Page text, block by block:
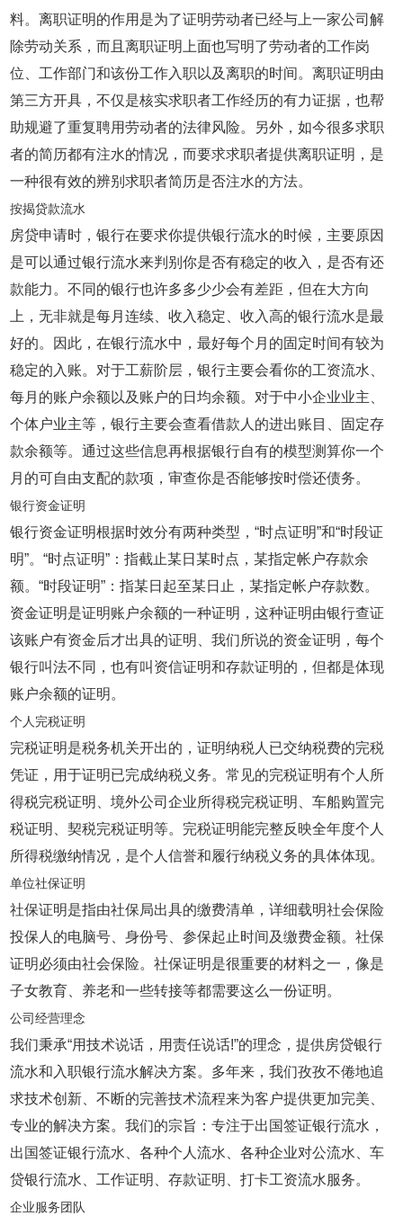
料。离职证明的作用是为了证明劳动者已经与上一家公司解
除劳动关系，而且离职证明上面也写明了劳动者的工作岗
位、工作部门和该份工作入职以及离职的时间。离职证明由
第三方开具，不仅是核实求职者工作经历的有力证据，也帮
助规避了重复聘用劳动者的法律风险。另外，如今很多求职
者的简历都有注水的情况，而要求求职者提供离职证明，是
一种很有效的辨别求职者简历是否注水的方法。
按揭贷款流水
房贷申请时，银行在要求你提供银行流水的时候，主要原因
是可以通过银行流水来判别你是否有稳定的收入，是否有还
款能力。不同的银行也许多多少少会有差距，但在大方向
上，无非就是每月连续、收入稳定、收入高的银行流水是最
好的。因此，在银行流水中，最好每个月的固定时间有较为
稳定的入账。对于工薪阶层，银行主要会看你的工资流水、
每月的账户余额以及账户的日均余额。对于中小企业业主、
个体户业主等，银行主要会查看借款人的进出账目、固定存
款余额等。通过这些信息再根据银行自有的模型测算你一个
月的可自由支配的款项，审查你是否能够按时偿还债务。
银行资金证明
银行资金证明根据时效分有两种类型，“时点证明”和“时段证
明”。“时点证明”：指截止某日某时点，某指定帐户存款余
额。“时段证明”：指某日起至某日止，某指定帐户存款数。
资金证明是证明账户余额的一种证明，这种证明由银行查证
该账户有资金后才出具的证明、我们所说的资金证明，每个
银行叫法不同，也有叫资信证明和存款证明的，但都是体现
账户余额的证明。
个人完税证明
完税证明是税务机关开出的，证明纳税人已交纳税费的完税
凭证，用于证明已完成纳税义务。常见的完税证明有个人所
得税完税证明、境外公司企业所得税完税证明、车船购置完
税证明、契税完税证明等。完税证明能完整反映全年度个人
所得税缴纳情况，是个人信誉和履行纳税义务的具体体现。
单位社保证明
社保证明是指由社保局出具的缴费清单，详细载明社会保险
投保人的电脑号、身份号、参保起止时间及缴费金额。社保
证明必须由社会保险。社保证明是很重要的材料之一，像是
子女教育、养老和一些转接等都需要这么一份证明。
公司经营理念
我们秉承“用技术说话，用责任说话!”的理念，提供房贷银行
流水和入职银行流水解决方案。多年来，我们孜孜不倦地追
求技术创新、不断的完善技术流程来为客户提供更加完美、
专业的解决方案。我们的宗旨：专注于出国签证银行流水，
出国签证银行流水、各种个人流水、各种企业对公流水、车
贷银行流水、工作证明、存款证明、打卡工资流水服务。
企业服务团队